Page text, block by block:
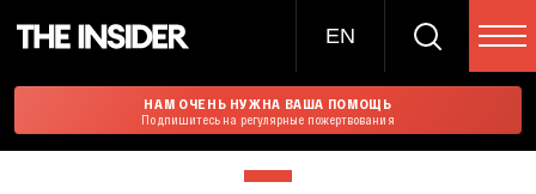
EN
НАМ ОЧЕНЬ НУЖНА ВАША ПОМОЩЬ
Подпишитесь на регулярные пожертвования